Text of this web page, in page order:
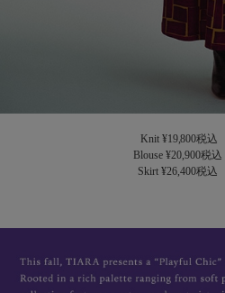
Knit ¥19,800税込
Blouse ¥20,900税込
Skirt ¥26,400税込